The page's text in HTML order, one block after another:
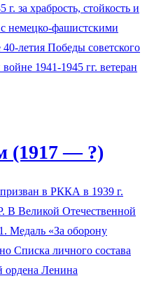
за храбрость, стойкость и
немецко-фашистскими
летия Победы советского
1941-1945 гг. ветеран
(1917 — ?)
в РККА в 1939 г.
Великой Отечественной
Медаль «За оборону
Списка личного состава
ордена Ленина